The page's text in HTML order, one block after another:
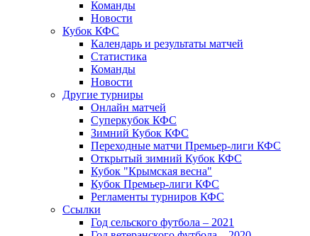
Команды
Новости
Кубок КФС
Календарь и результаты матчей
Статистика
Команды
Новости
Другие турниры
Онлайн матчей
Суперкубок КФС
Зимний Кубок КФС
Переходные матчи Премьер-лиги КФС
Открытый зимний Кубок КФС
Кубок "Крымская весна"
Кубок Премьер-лиги КФС
Регламенты турниров КФС
Ссылки
Год сельского футбола – 2021